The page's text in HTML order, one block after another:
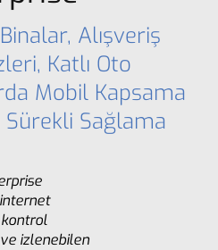
Alışveriş
Katlı Oto
Mobil Kapsama
Sürekli Sağlama
izlenebilen